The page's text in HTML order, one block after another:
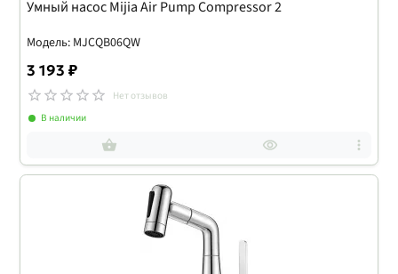
Умный насос Mijia Air Pump Compressor 2
Модель: MJCQB06QW
3 193 ₽
Нет отзывов
В наличии